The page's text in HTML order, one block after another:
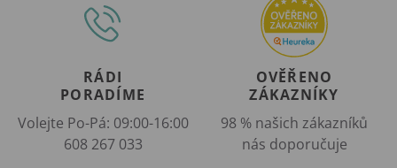
RÁDI
PORADÍME
Volejte Po-Pá: 09:00-16:00
608 267 033
OVĚŘENO
ZÁKAZNÍKY
98 % našich zákazníků
nás doporučuje